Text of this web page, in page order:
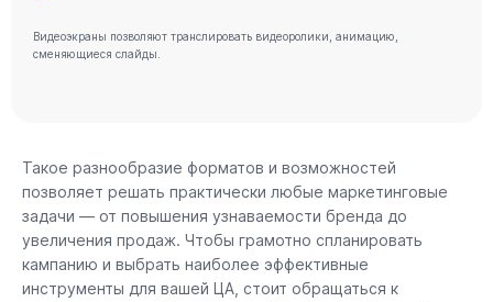
Видеоэкраны позволяют транслировать видеоролики, анимацию,
сменяющиеся слайды.
Такое разнообразие форматов и возможностей
позволяет решать практически любые маркетинговые
задачи — от повышения узнаваемости бренда до
увеличения продаж. Чтобы грамотно спланировать
кампанию и выбрать наиболее эффективные
инструменты для вашей ЦА, стоит обращаться к